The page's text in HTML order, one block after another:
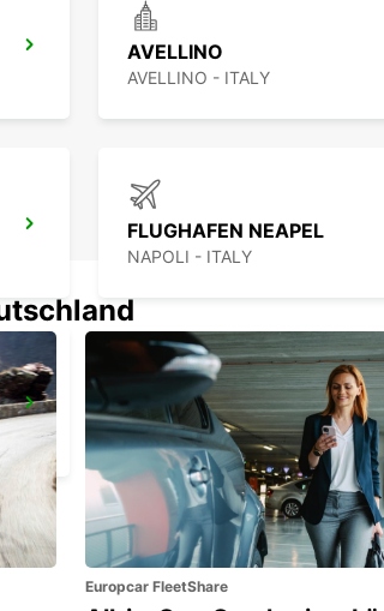
AVELLINO
AVELLINO - ITALY
FLUGHAFEN NEAPEL
NAPOLI - ITALY
BARLETTA
BARLETTA - ITALY
Europcar FleetShare